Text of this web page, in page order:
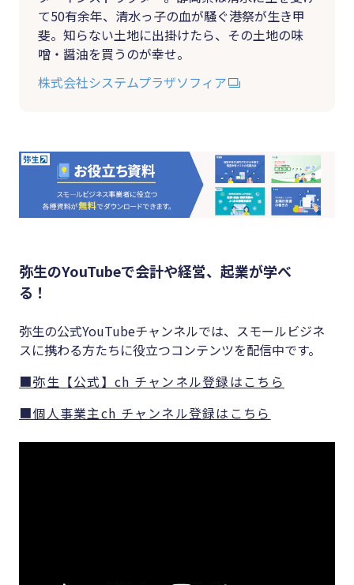
て50有余年、清水っ子の血が騒ぐ港祭が生き甲
斐。知らない土地に出掛けたら、その土地の味
噌・醤油を買うのが幸せ。
株式会社システムプラザソフィア
弥生のYouTubeで会計や経営、起業が学べ
る！
弥生の公式YouTubeチャンネルでは、スモールビジネ
スに携わる方たちに役立つコンテンツを配信中です。
■弥生【公式】ch チャンネル登録はこちら
■個人事業主ch チャンネル登録はこちら